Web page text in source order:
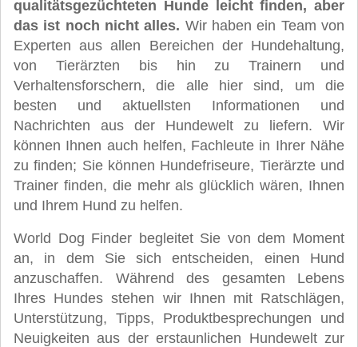
qualitätsgezüchteten Hunde leicht finden, aber
das ist noch nicht alles. Wir haben ein Team von
Experten aus allen Bereichen der Hundehaltung,
von Tierärzten bis hin zu Trainern und
Verhaltensforschern, die alle hier sind, um die
besten und aktuellsten Informationen und
Nachrichten aus der Hundewelt zu liefern. Wir
können Ihnen auch helfen, Fachleute in Ihrer Nähe
zu finden; Sie können Hundefriseure, Tierärzte und
Trainer finden, die mehr als glücklich wären, Ihnen
und Ihrem Hund zu helfen.
World Dog Finder begleitet Sie von dem Moment
an, in dem Sie sich entscheiden, einen Hund
anzuschaffen. Während des gesamten Lebens
Ihres Hundes stehen wir Ihnen mit Ratschlägen,
Unterstützung, Tipps, Produktbesprechungen und
Neuigkeiten aus der erstaunlichen Hundewelt zur